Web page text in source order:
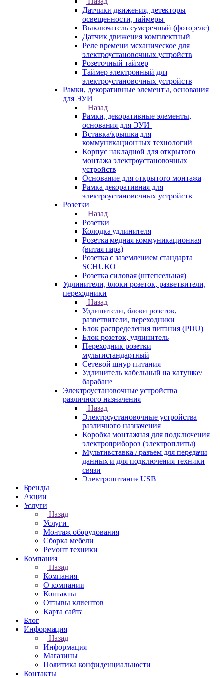
Датчики движения, детекторы
освещенности, таймеры
Выключатель сумеречный (фотореле)
Датчик движения комплектный
Реле времени механическое для
электроустановочных устройств
Розеточный таймер
Таймер электронный для
электроустановочных устройств
Рамки, декоративные элементы, основания
для ЭУИ
Назад
Рамки, декоративные элементы,
основания для ЭУИ
Вставка/крышка для
коммуникационных технологий
Корпус накладной для открытого
монтажа электроустановочных
устройств
Основание для открытого монтажа
Рамка декоративная для
электроустановочных устройств
Розетки
Назад
Розетки
Колодка удлинителя
Розетка медная коммуникационная
(витая пара)
Розетка с заземлением стандарта
SCHUKO
Розетка силовая (штепсельная)
Удлинители, блоки розеток, разветвители,
переходники
Назад
Удлинители, блоки розеток,
разветвители, переходники
Блок распределения питания (PDU)
Блок розеток, удлинитель
Переходник розетки
мультистандартный
Сетевой шнур питания
Удлинитель кабельный на катушке/
барабане
Электроустановочные устройства
различного назначения
Назад
Электроустановочные устройства
различного назначения
Коробка монтажная для подключения
электроприборов (электроплиты)
Мультивставка / разъем для передачи
данных и для подключения техники
связи
Электропитание USB
Бренды
Акции
Услуги
Назад
Услуги
Монтаж оборудования
Сборка мебели
Ремонт техники
Компания
Назад
Компания
О компании
Контакты
Отзывы клиентов
Карта сайта
Блог
Информация
Назад
Информация
Магазины
Политика конфиденциальности
Контакты